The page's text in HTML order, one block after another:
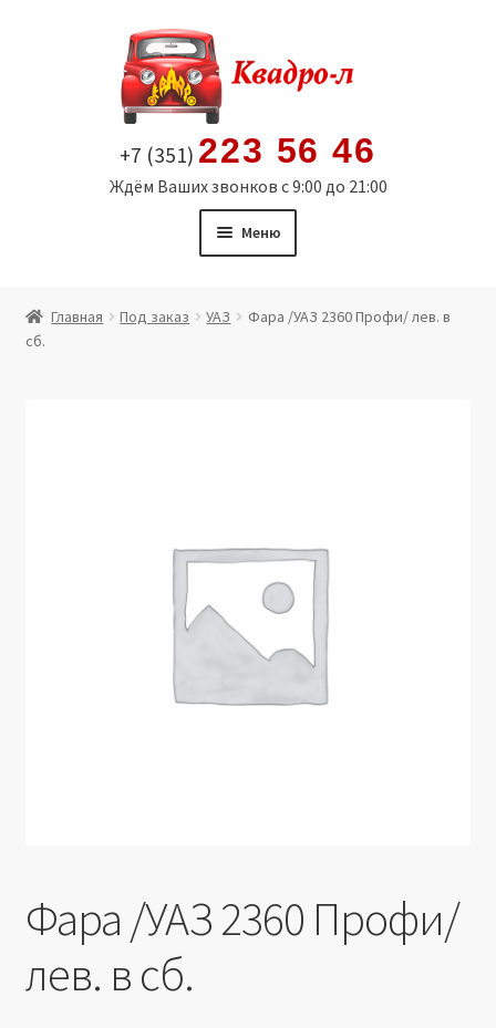
содержимому
+7 (351) 223 56 46
Ждём Ваших звонков с 9:00 до 21:00
Меню
Витрина
Юридические данные
Главная Под заказ УАЗ
Фара /УАЗ 2360 Профи/ лев. в
сб.
Фара /УАЗ 2360 Профи/
лев. в сб.